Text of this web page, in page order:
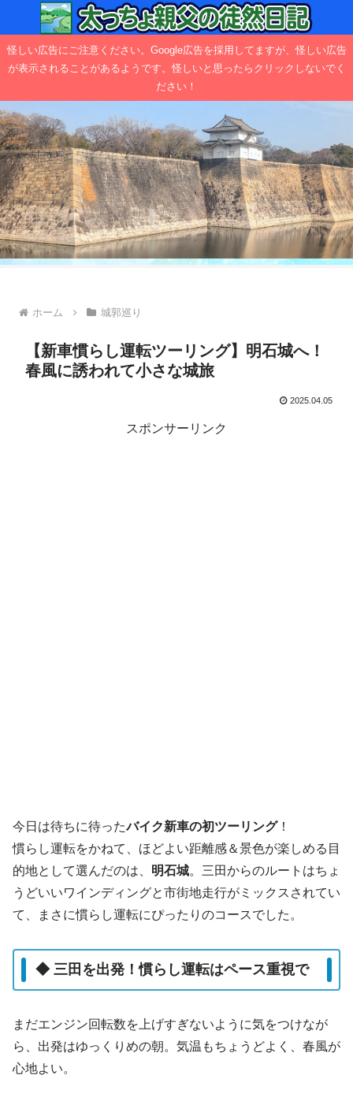
怪しい広告にご注意ください。Google広告を採用してますが、怪しい広告
が表示されることがあるようです。怪しいと思ったらクリックしないでく
ださい！
ホーム 城郭巡り
【新車慣らし運転ツーリング】明石城へ！
春風に誘われて小さな城旅
2025.04.05
スポンサーリンク
今日は待ちに待ったバイク新車の初ツーリング！
慣らし運転をかねて、ほどよい距離感＆景色が楽しめる目
的地として選んだのは、 明石城。三田からのルートはちょ
うどいいワインディングと市街地走行がミックスされてい
て、まさに慣らし運転にぴったりのコースでした。
◆ 三田を出発！慣らし運転はペース重視で
まだエンジン回転数を上げすぎないように気をつけなが
ら、出発はゆっくりめの朝。気温もちょうどよく、春風が
心地よい。